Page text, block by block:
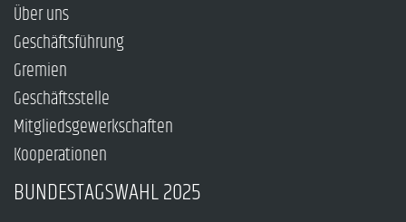
Über uns
Geschäftsführung
Gremien
Geschäftsstelle
Mitgliedsgewerkschaften
Kooperationen
BUNDESTAGSWAHL 2025